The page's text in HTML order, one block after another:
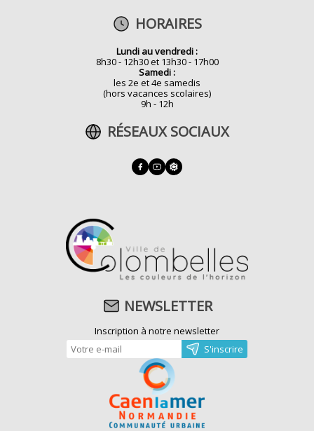
HORAIRES
Lundi au vendredi :
8h30 - 12h30 et 13h30 - 17h00
Samedi :
les 2e et 4e samedis
(hors vacances scolaires)
9h - 12h
RÉSEAUX SOCIAUX
NEWSLETTER
Inscription à notre newsletter